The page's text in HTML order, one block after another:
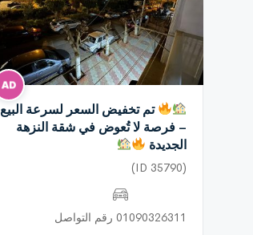
تم تخفيض السعر لسرعة البيع
– فرصة لا تُعوض في شقة النزهة
الجديدة
(ID 35790)
01090326311 رقم التواصل